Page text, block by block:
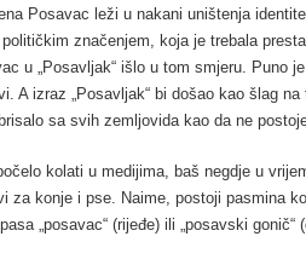
Posavac leži u nakani uništenja
značenjem, koja je trebala
u „Posavljak“ išlo u tom smjeru. Puno
A izraz „Posavljak“ bi došao kao šlag
sa svih zemljovida kao da ne
kolati u medijima, baš negdje u
za konje i pse. Naime, postoji pasmina
„posavac“ (rijeđe) ili „posavski gonič“